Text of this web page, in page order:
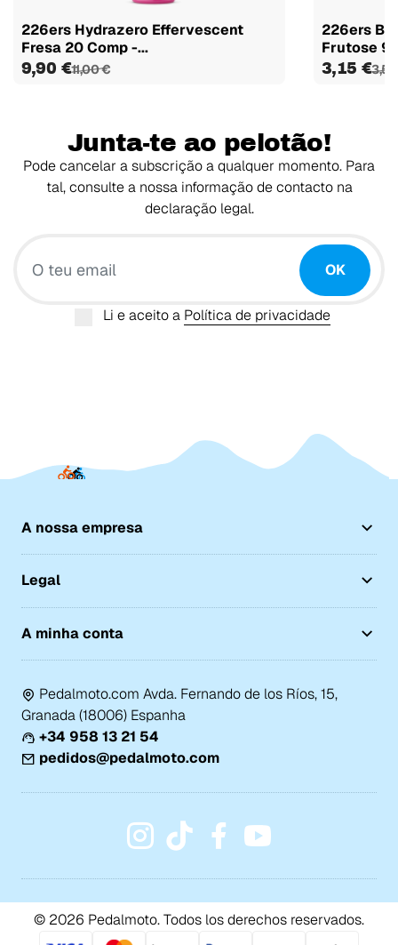
226ers Hydrazero Effervescent
Fresa 20 Comp -...
9,90 €11,00 €
226ers
Frutose
3,15 €
Junta-te ao pelotão!
Pode cancelar a subscrição a qualquer momento. Para
tal, consulte a nossa informação de contacto na
declaração legal.
OK
Li e aceito a Política de privacidade
A nossa empresa
Legal
A minha conta
Pedalmoto.com Avda. Fernando de los Ríos, 15,
Granada (18006) Espanha
+34 958 13 21 54
pedidos@pedalmoto.com
© 2026 Pedalmoto. Todos los derechos reservados.